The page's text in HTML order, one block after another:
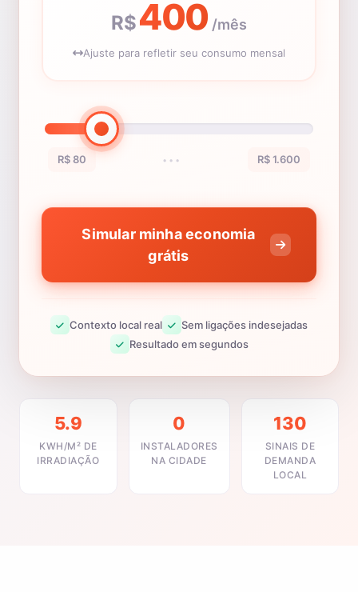
R$400 /mês
Ajuste para refletir seu consumo mensal
R$ 80 ••• R$ 1.600
Simular minha economia
grátis
Contexto local real
Sem ligações indesejadas
Resultado em segundos
5.9
KWH/M² DE
IRRADIAÇÃO
0
INSTALADORES
NA CIDADE
130
SINAIS DE
DEMANDA
LOCAL